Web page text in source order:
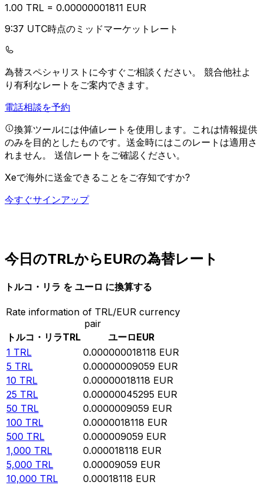
1.00 TRL = 0.00000001811 EUR
9:37 UTC時点のミッドマーケットレート
為替スペシャリストに今すぐご相談ください。 競合他社よ
り有利なレートをご案内できます。
電話相談を予約
換算ツールには仲値レートを使用します。これは情報提供
のみを目的としたものです。送金時にはこのレートは適用さ
れません。 送信レートをご確認ください。
Xeで海外に送金できることをご存知ですか?
今すぐサインアップ
今日のTRLからEURの為替レート
トルコ・リラ を ユーロ に換算する
Rate information of TRL/EUR currency
pair
トルコ・リラTRL ユーロEUR
1 TRL 0.000000018118 EUR
5 TRL 0.00000009059 EUR
10 TRL 0.00000018118 EUR
25 TRL 0.00000045295 EUR
50 TRL 0.0000009059 EUR
100 TRL 0.0000018118 EUR
500 TRL 0.000009059 EUR
1,000 TRL 0.000018118 EUR
5,000 TRL 0.00009059 EUR
10,000 TRL 0.00018118 EUR